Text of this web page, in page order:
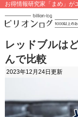
お得情報研究家「まめ」が
レッドブルは
んで比較
2023年12月24日 更新